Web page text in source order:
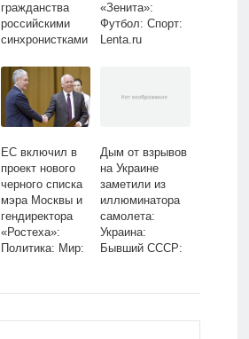
гражданства
российскими
синхронистками
Спорт: Lenta.ru
«Зенита»:
Футбол: Спорт:
Lenta.ru
ЕС включил в
проект нового
черного списка
мэра Москвы и
гендиректора
«Ростеха»:
Политика: Мир:
Дым от взрывов
на Украине
заметили из
иллюминатора
самолета:
Украина:
Бывший СССР: